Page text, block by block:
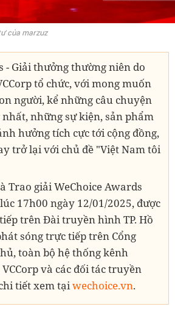
của marzuz
- Giải thưởng thường niên do
tổ chức, với mong muốn
người, kể những câu chuyện
những sự kiện, sản phẩm
hưởng tích cực tới cộng đồng,
trở lại với chủ đề "Việt Nam tôi
Trao giải WeChoice Awards
17h00 ngày 12/01/2025, được
trên Đài truyền hình TP. Hồ
sóng trực tiếp trên Cổng
toàn bộ hệ thống kênh
và các đối tác truyền
tiết xem tạiwechoice.vn.